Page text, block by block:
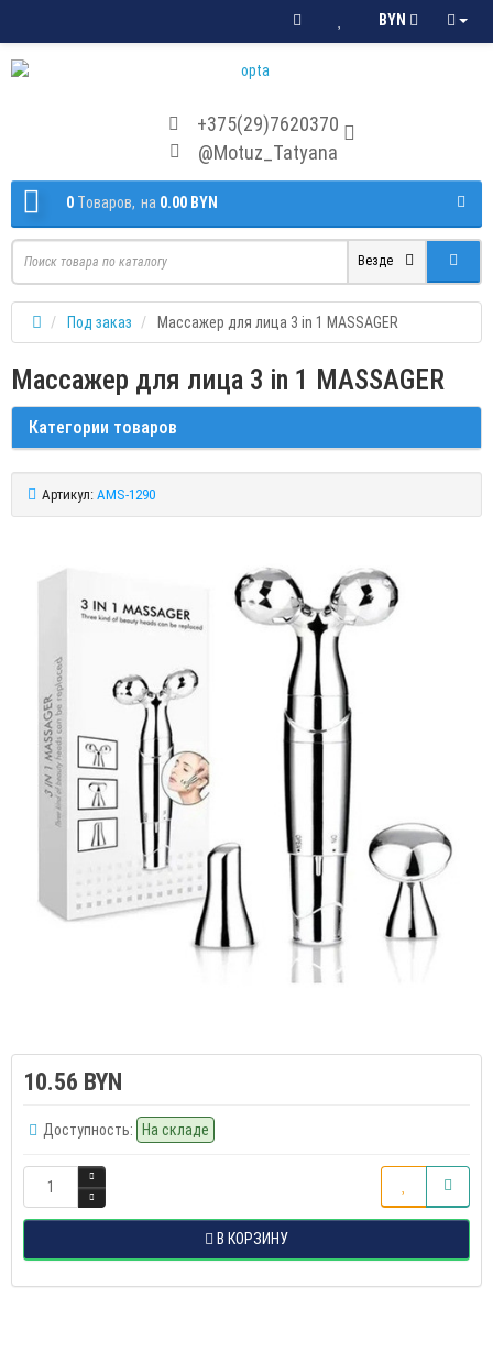
BYN
+375(29)7620370
@Motuz_Tatyana
0 Tоваров, на 0.00 BYN
Везде
Под заказ Массажер для лица 3 in 1 MASSAGER
Массажер для лица 3 in 1 MASSAGER
Категории товаров
Артикул: AMS-1290
10.56 BYN
Доступность: На складе
В КОРЗИНУ